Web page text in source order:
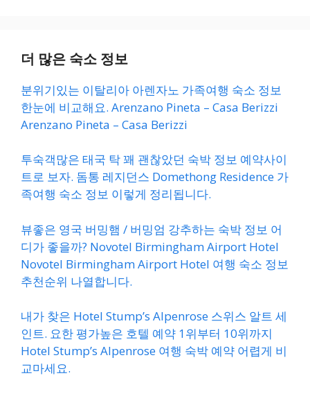
더 많은 숙소 정보
분위기있는 이탈리아 아렌자노 가족여행 숙소 정보
한눈에 비교해요. Arenzano Pineta – Casa Berizzi
Arenzano Pineta – Casa Berizzi
투숙객많은 태국 탁 꽤 괜찮았던 숙박 정보 예약사이
트로 보자. 돔통 레지던스 Domethong Residence 가
족여행 숙소 정보 이렇게 정리됩니다.
뷰좋은 영국 버밍햄 / 버밍엄 강추하는 숙박 정보 어
디가 좋을까? Novotel Birmingham Airport Hotel
Novotel Birmingham Airport Hotel 여행 숙소 정보
추천순위 나열합니다.
내가 찾은 Hotel Stump’s Alpenrose 스위스 알트 세
인트. 요한 평가높은 호텔 예약 1위부터 10위까지
Hotel Stump’s Alpenrose 여행 숙박 예약 어렵게 비
교마세요.